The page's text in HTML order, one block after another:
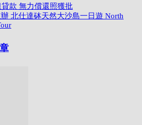
款 無力償還照獲批
辦 北仕達砵天然大沙島一日遊 North